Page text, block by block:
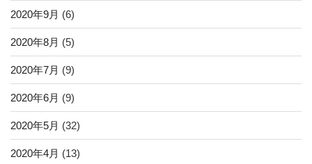
2020年9月 (6)
2020年8月 (5)
2020年7月 (9)
2020年6月 (9)
2020年5月 (32)
2020年4月 (13)